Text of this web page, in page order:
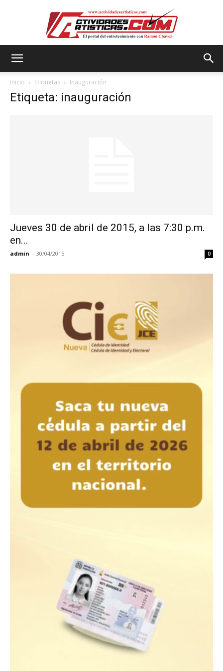
Inicio Etiquetas Inauguración
Etiqueta: inauguración
Jueves 30 de abril de 2015, a las 7:30 p.m.
en...
admin - 30/04/2015 0